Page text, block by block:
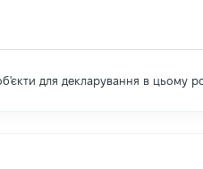
для декларування в цьому